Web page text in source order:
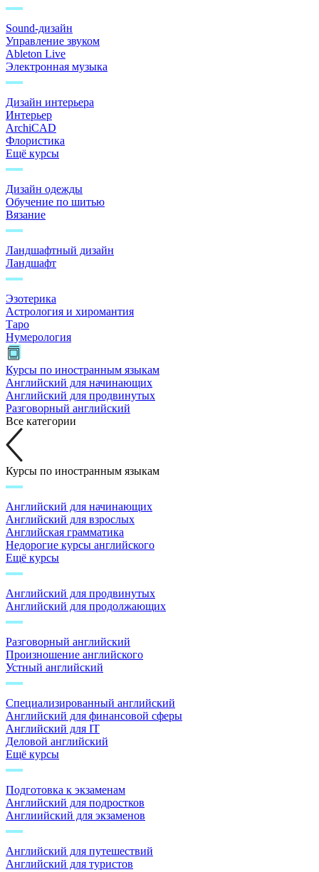
Sound-дизайн
Управление звуком
Ableton Live
Электронная музыка
Дизайн интерьера
Интерьер
ArchiCAD
Флористика
Ещё курсы
Дизайн одежды
Обучение по шитью
Вязание
Ландшафтный дизайн
Ландшафт
Эзотерика
Астрология и хиромантия
Таро
Нумерология
Курсы по иностранным языкам
Английский для начинающих
Английский для продвинутых
Разговорный английский
Все категории
Курсы по иностранным языкам
Английский для начинающих
Английский для взрослых
Английская грамматика
Недорогие курсы английского
Ещё курсы
Английский для продвинутых
Английский для продолжающих
Разговорный английский
Произношение английского
Устный английский
Специализированный английский
Английский для финансовой сферы
Английский для IT
Деловой английский
Ещё курсы
Подготовка к экзаменам
Английский для подростков
Англиийский для экзаменов
Английский для путешествий
Английский для туристов